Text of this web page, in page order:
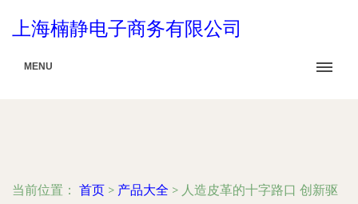
上海楠静电子商务有限公司
MENU
当前位置： 首页 > 产品大全 > 人造皮革的十字路口 创新驱